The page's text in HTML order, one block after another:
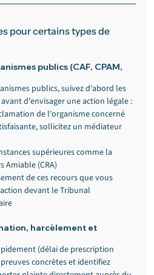
pour certains types de
publics (CAF, CPAM,
publics, suivez d'abord les
d'envisager une action légale :
de l'organisme concerné
sollicitez un médiateur
supérieures comme la
Amiable (CRA)
de ces recours que vous
devant le Tribunal
harcèlement et
(délai de prescription
concrètes et identifiez